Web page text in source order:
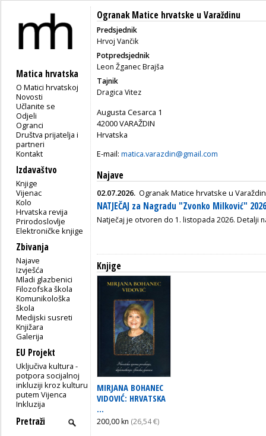
Matica hrvatska
O Matici hrvatskoj
Novosti
Učlanite se
Odjeli
Ogranci
Društva prijatelja i
partneri
Kontakt
Izdavaštvo
Knjige
Vijenac
Kolo
Hrvatska revija
Prirodoslovlje
Elektroničke knjige
Zbivanja
Najave
Izvješća
Mladi glazbenici
Filozofska škola
Komunikološka
škola
Medijski susreti
Knjižara
Galerija
EU Projekt
Uključiva kultura -
potpora socijalnoj
inkluziji kroz kulturu
putem Vijenca
Inkluzija
Ogranak Matice hrvatske u Varaždinu
Predsjednik
Hrvoj Vančik
Potpredsjednik
Leon Žganec Brajša
Tajnik
Dragica Vitez
Augusta Cesarca 1
42000 VARAŽDIN
Hrvatska
E-mail: matica.varazdin@gmail.com
Najave
02.07.2026. Ogranak Matice hrvatske u
NATJEČAJ za Nagradu "Zvonko Milković"
Natječaj je otvoren do 1. listopada 2026. Detalji
Knjige
MIRJANA BOHANEC
VIDOVIĆ: HRVATSKA
...
200,00 kn (26,54 €)